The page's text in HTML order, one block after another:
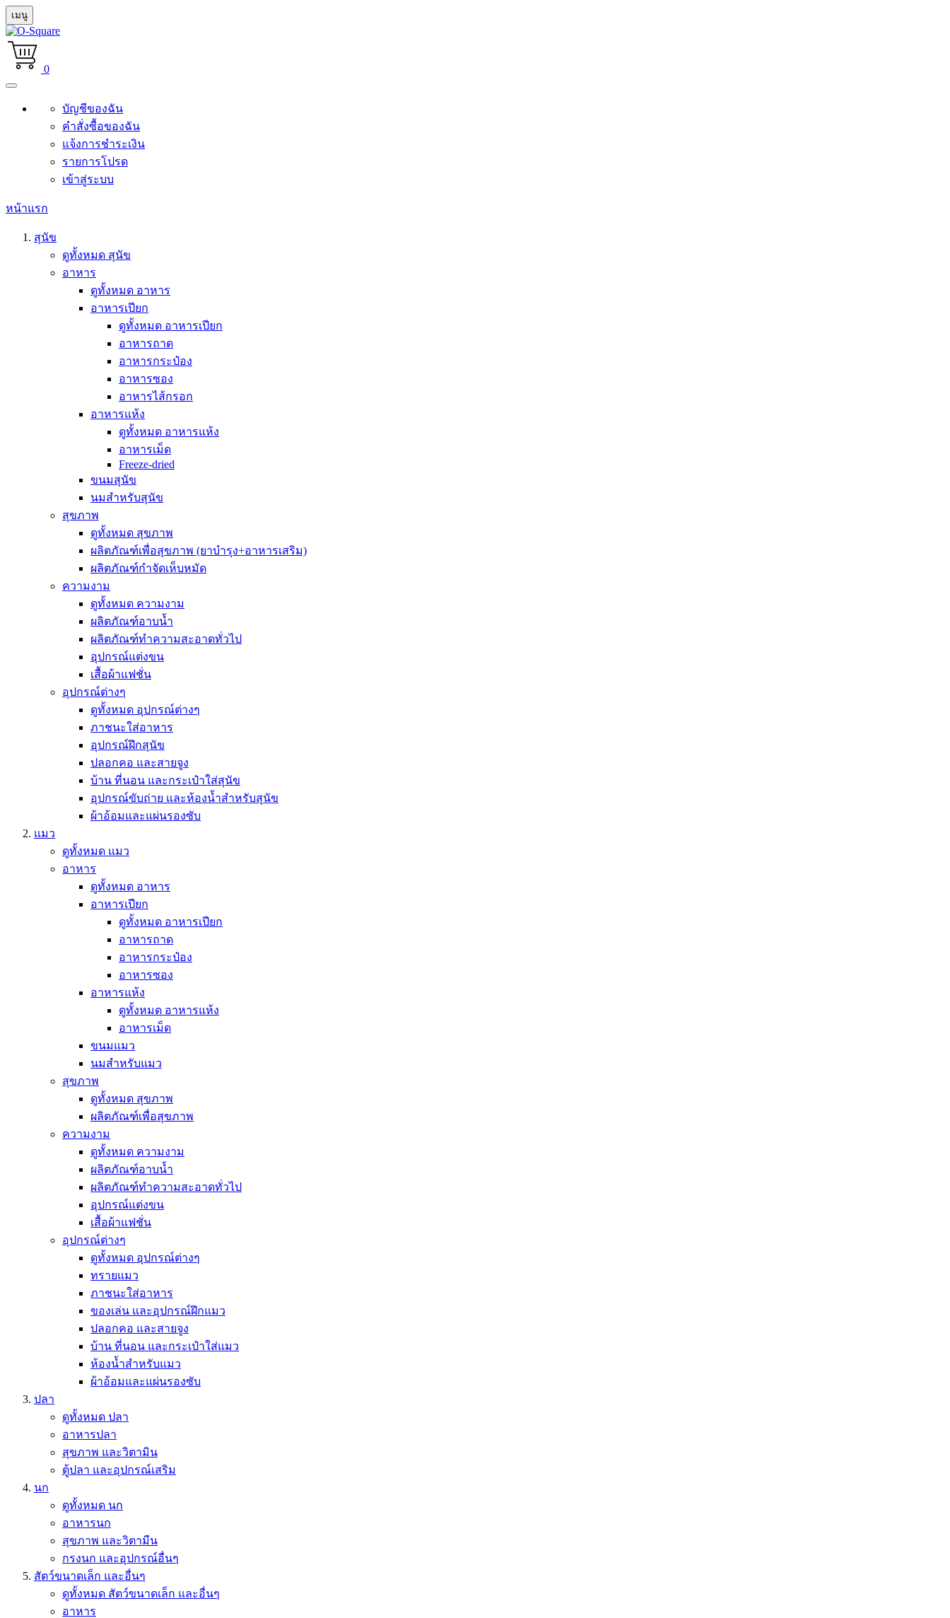
เมนู
0
บัญชีของฉัน
คำสั่งซื้อของฉัน
แจ้งการชำระเงิน
รายการโปรด
เข้าสู่ระบบ
หน้าแรก
สุนัข
ดูทั้งหมด สุนัข
อาหาร
ดูทั้งหมด อาหาร
อาหารเปียก
ดูทั้งหมด อาหารเปียก
อาหารถาด
อาหารกระป๋อง
อาหารซอง
อาหารไส้กรอก
อาหารแห้ง
ดูทั้งหมด อาหารแห้ง
อาหารเม็ด
Freeze-dried
ขนมสุนัข
นมสำหรับสุนัข
สุขภาพ
ดูทั้งหมด สุขภาพ
ผลิตภัณฑ์เพื่อสุขภาพ (ยาบำรุง+อาหารเสริม)
ผลิตภัณฑ์กำจัดเห็บหมัด
ความงาม
ดูทั้งหมด ความงาม
ผลิตภัณฑ์อาบน้ำ
ผลิตภัณฑ์ทำความสะอาดทั่วไป
อุปกรณ์แต่งขน
เสื้อผ้าแฟชั่น
อุปกรณ์ต่างๆ
ดูทั้งหมด อุปกรณ์ต่างๆ
ภาชนะใส่อาหาร
อุปกรณ์ฝึกสุนัข
ปลอกคอ และสายจูง
บ้าน ที่นอน และกระเป๋าใส่สุนัข
อุปกรณ์ขับถ่าย และห้องน้ำสำหรับสุนัข
ผ้าอ้อมและแผ่นรองซับ
แมว
ดูทั้งหมด แมว
อาหาร
ดูทั้งหมด อาหาร
อาหารเปียก
ดูทั้งหมด อาหารเปียก
อาหารถาด
อาหารกระป๋อง
อาหารซอง
อาหารแห้ง
ดูทั้งหมด อาหารแห้ง
อาหารเม็ด
ขนมแมว
นมสำหรับแมว
สุขภาพ
ดูทั้งหมด สุขภาพ
ผลิตภัณฑ์เพื่อสุขภาพ
ความงาม
ดูทั้งหมด ความงาม
ผลิตภัณฑ์อาบน้ำ
ผลิตภัณฑ์ทำความสะอาดทั่วไป
อุปกรณ์แต่งขน
เสื้อผ้าแฟชั่น
อุปกรณ์ต่างๆ
ดูทั้งหมด อุปกรณ์ต่างๆ
ทรายแมว
ภาชนะใส่อาหาร
ของเล่น และอุปกรณ์ฝึกแมว
ปลอกคอ และสายจูง
บ้าน ที่นอน และกระเป๋าใส่แมว
ห้องน้ำสำหรับแมว
ผ้าอ้อมและแผ่นรองซับ
ปลา
ดูทั้งหมด ปลา
อาหารปลา
สุขภาพ และวิตามิน
ตู้ปลา และอุปกรณ์เสริม
นก
ดูทั้งหมด นก
อาหารนก
สุขภาพ และวิตามีน
กรงนก และอุปกรณ์อื่นๆ
สัตว์ขนาดเล็ก และอื่นๆ
ดูทั้งหมด สัตว์ขนาดเล็ก และอื่นๆ
อาหาร